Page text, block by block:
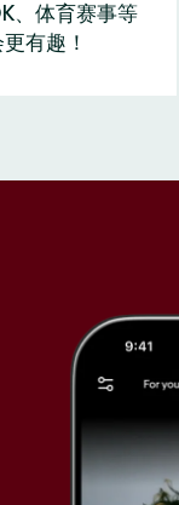
、体育赛事等
有趣！